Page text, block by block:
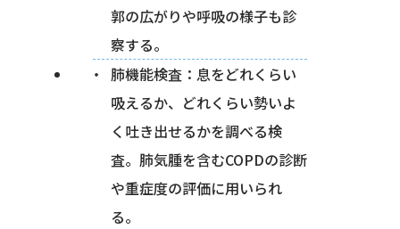
郭の広がりや呼吸の様子も診
察する。
肺機能検査：息をどれくらい
吸えるか、どれくらい勢いよ
く吐き出せるかを調べる検
査。肺気腫を含むCOPDの診断
や重症度の評価に用いられ
る。